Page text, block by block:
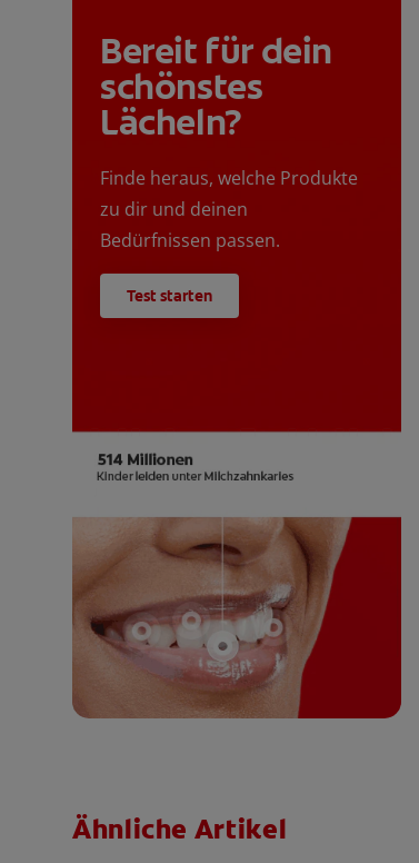
Bereit für dein
schönstes
Lächeln?
Finde heraus, welche Produkte
zu dir und deinen
Bedürfnissen passen.
Test starten
Ähnliche Artikel